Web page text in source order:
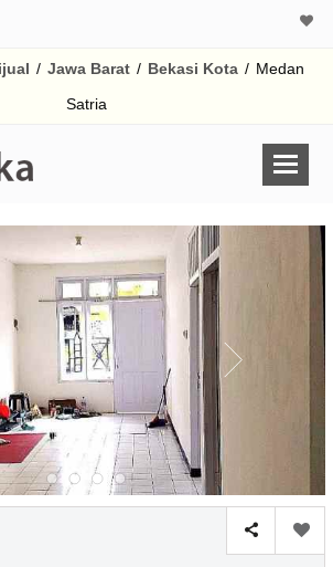
/ Jawa Barat / Bekasi Kota / Medan
Satria
Harga Rp
% /th
Untuk hasil simulasi
pada kotak-